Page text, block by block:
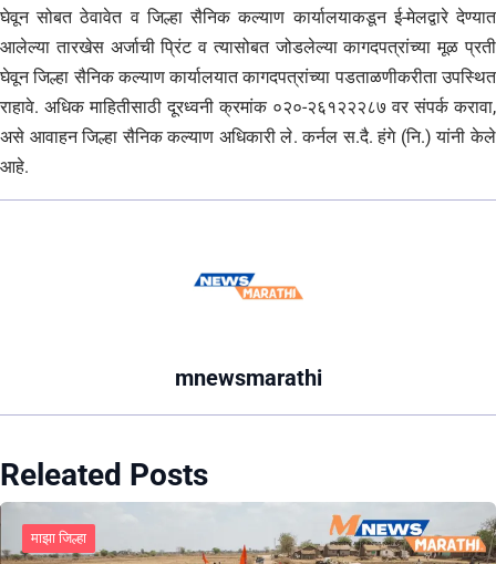
घेवून सोबत ठेवावेत व जिल्हा सैनिक कल्याण कार्यालयाकडून ई-मेलद्वारे देण्यात
आलेल्या तारखेस अर्जाची प्रिंट व त्यासोबत जोडलेल्या कागदपत्रांच्या मूळ प्रती
घेवून जिल्हा सैनिक कल्याण कार्यालयात कागदपत्रांच्या पडताळणीकरीता उपस्थित
राहावे. अधिक माहितीसाठी दूरध्वनी क्रमांक ०२०-२६१२२२८७ वर संपर्क करावा,
असे आवाहन जिल्हा सैनिक कल्याण अधिकारी ले. कर्नल स.दै. हंगे (नि.) यांनी केले
आहे.
mnewsmarathi
Releated Posts
माझा जिल्हा